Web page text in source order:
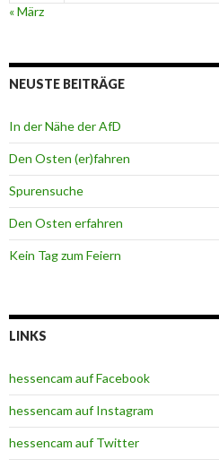
« März
NEUSTE BEITRÄGE
In der Nähe der AfD
Den Osten (er)fahren
Spurensuche
Den Osten erfahren
Kein Tag zum Feiern
LINKS
hessencam auf Facebook
hessencam auf Instagram
hessencam auf Twitter